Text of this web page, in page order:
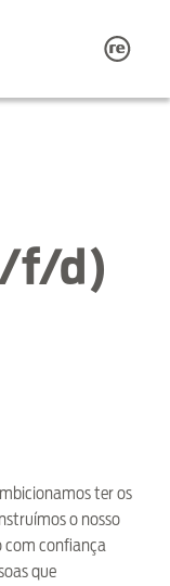
f/d)
ter os
o nosso
com confiança
que